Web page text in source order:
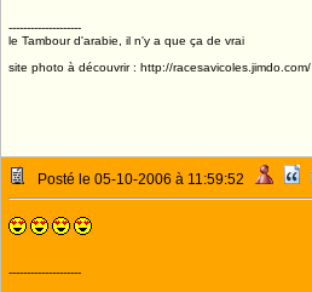
--------------------
le Tambour d'arabie, il n'y a que ça de vrai
site photo à découvrir : http://racesavicoles.jimdo.com/
Posté le 05-10-2006 à 11:59:52
--------------------